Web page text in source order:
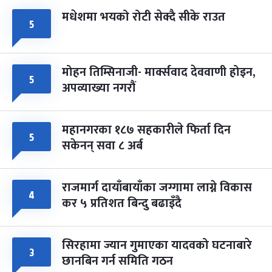
५ मधेशमा भयको रोटी सेक्दै सीके राउत
५ मोहन तिम्सिनाजी- मार्क्सवाद देववाणी होइन,
अपव्याख्या नगरौं
५ महानगरका १८७ सहकारीले फिर्ता दिन
सकेनन् सवा ८ अर्ब
४ राजमार्ग दायाँबायाँका जग्गामा लाग्ने विकास
कर ५ प्रतिशत बिन्दु बढाइँदै
३ सिरहामा ज्यान गुमाएका यादवको घटनाबारे
छानबिन गर्न समिति गठन